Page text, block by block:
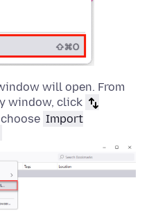
will open. From
window, click
Import